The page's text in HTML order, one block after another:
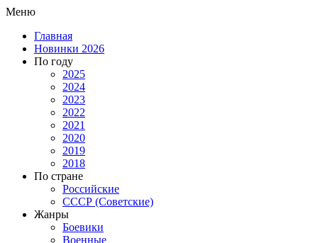
Меню
Главная
Новинки 2026
По году
2025
2024
2023
2022
2021
2020
2019
2018
По стране
Российские
СССР (Советские)
Жанры
Боевики
Военные